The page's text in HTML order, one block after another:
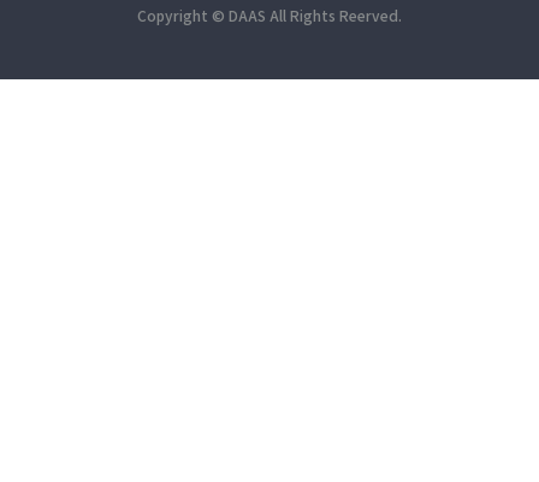
Copyright © DAAS All Rights Reerved.